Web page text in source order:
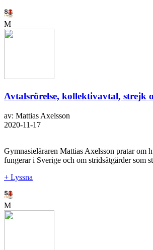
M
Avtalsrörelse, kollektivavtal, strejk
av: Mattias Axelsson
2020-11-17
Gymnasieläraren Mattias Axelsson pratar om
fungerar i Sverige och om stridsåtgärder som
+ Lyssna
M